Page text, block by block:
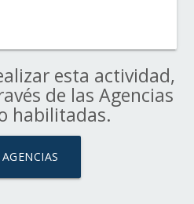
esta actividad,
de las Agencias
habilitadas.